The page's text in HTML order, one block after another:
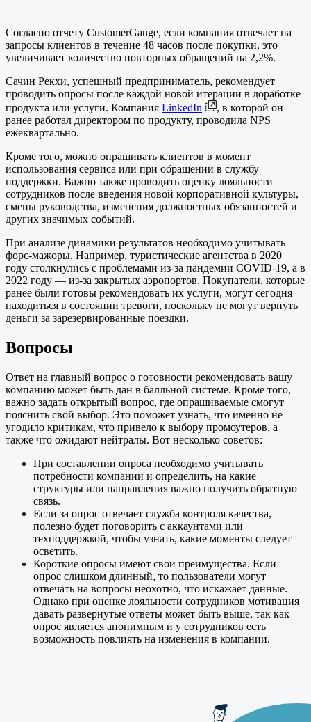
Согласно отчету CustomerGauge, если компания отвечает на
запросы клиентов в течение 48 часов после покупки, это
увеличивает количество повторных обращений на 2,2%.
Сачин Рекхи, успешный предприниматель, рекомендует
проводить опросы после каждой новой итерации в доработке
продукта или услуги. Компания LinkedIn
, в которой он
ранее работал директором по продукту, проводила NPS
ежеквартально.
Кроме того, можно опрашивать клиентов в момент
использования сервиса или при обращении в службу
поддержки. Важно также проводить оценку лояльности
сотрудников после введения новой корпоративной культуры,
смены руководства, изменения должностных обязанностей и
других значимых событий.
При анализе динамики результатов необходимо учитывать
форс-мажоры. Например, туристические агентства в 2020
году столкнулись с проблемами из-за пандемии COVID-19, а в
2022 году — из-за закрытых аэропортов. Покупатели, которые
ранее были готовы рекомендовать их услуги, могут сегодня
находиться в состоянии тревоги, поскольку не могут вернуть
деньги за зарезервированные поездки.
Вопросы
Ответ на главный вопрос о готовности рекомендовать вашу
компанию может быть дан в балльной системе. Кроме того,
важно задать открытый вопрос, где опрашиваемые смогут
пояснить свой выбор. Это поможет узнать, что именно не
угодило критикам, что привело к выбору промоутеров, а
также что ожидают нейтралы. Вот несколько советов:
При составлении опроса необходимо учитывать
потребности компании и определить, на какие
структуры или направления важно получить обратную
связь.
Если за опрос отвечает служба контроля качества,
полезно будет поговорить с аккаунтами или
техподдержкой, чтобы узнать, какие моменты следует
осветить.
Короткие опросы имеют свои преимущества. Если
опрос слишком длинный, то пользователи могут
отвечать на вопросы неохотно, что искажает данные.
Однако при оценке лояльности сотрудников мотивация
давать развернутые ответы может быть выше, так как
опрос является анонимным и у сотрудников есть
возможность повлиять на изменения в компании.